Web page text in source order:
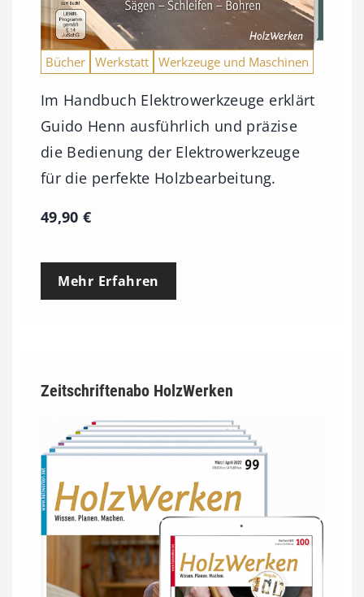
Bücher Werkstatt Werkzeuge und Maschinen
Im Handbuch Elektrowerkzeuge erklärt
Guido Henn ausführlich und präzise
die Bedienung der Elektrowerkzeuge
für die perfekte Holzbearbeitung.
49,90€
Mehr Erfahren
Zeitschriftenabo HolzWerken